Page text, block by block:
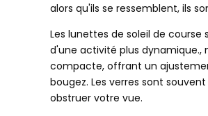
alors qu'ils se ressemblent, ils
Les lunettes de soleil de
d'une activité plus
compacte, offrant un
bougez. Les verres sont
obstruer votre vue.